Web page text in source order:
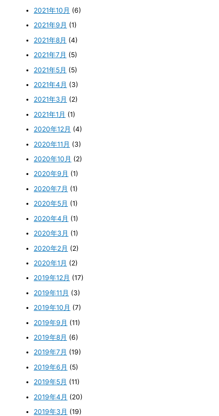
2021年10月 (6)
2021年9月 (1)
2021年8月 (4)
2021年7月 (5)
2021年5月 (5)
2021年4月 (3)
2021年3月 (2)
2021年1月 (1)
2020年12月 (4)
2020年11月 (3)
2020年10月 (2)
2020年9月 (1)
2020年7月 (1)
2020年5月 (1)
2020年4月 (1)
2020年3月 (1)
2020年2月 (2)
2020年1月 (2)
2019年12月 (17)
2019年11月 (3)
2019年10月 (7)
2019年9月 (11)
2019年8月 (6)
2019年7月 (19)
2019年6月 (5)
2019年5月 (11)
2019年4月 (20)
2019年3月 (19)